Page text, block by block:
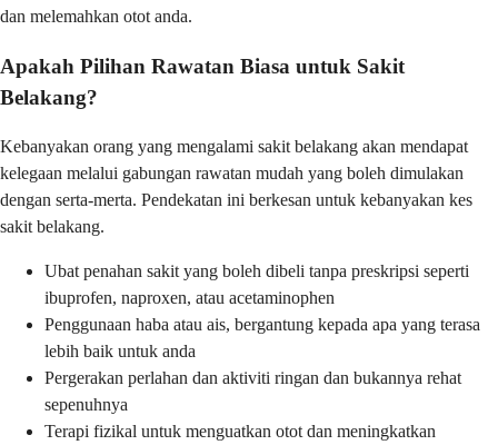
dan melemahkan otot anda.
Apakah Pilihan Rawatan Biasa untuk Sakit
Belakang?
Kebanyakan orang yang mengalami sakit belakang akan mendapat
kelegaan melalui gabungan rawatan mudah yang boleh dimulakan
dengan serta-merta. Pendekatan ini berkesan untuk kebanyakan kes
sakit belakang.
Ubat penahan sakit yang boleh dibeli tanpa preskripsi seperti
ibuprofen, naproxen, atau acetaminophen
Penggunaan haba atau ais, bergantung kepada apa yang terasa
lebih baik untuk anda
Pergerakan perlahan dan aktiviti ringan dan bukannya rehat
sepenuhnya
Terapi fizikal untuk menguatkan otot dan meningkatkan